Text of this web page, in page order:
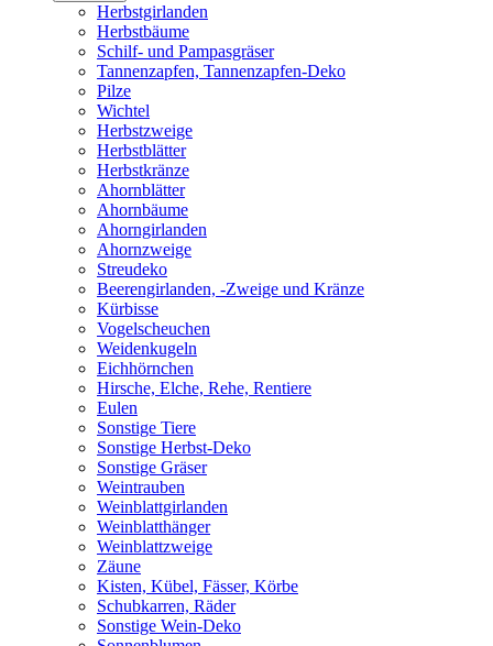
Herbstgirlanden
Herbstbäume
Schilf- und Pampasgräser
Tannenzapfen, Tannenzapfen-Deko
Pilze
Wichtel
Herbstzweige
Herbstblätter
Herbstkränze
Ahornblätter
Ahornbäume
Ahorngirlanden
Ahornzweige
Streudeko
Beerengirlanden, -Zweige und Kränze
Kürbisse
Vogelscheuchen
Weidenkugeln
Eichhörnchen
Hirsche, Elche, Rehe, Rentiere
Eulen
Sonstige Tiere
Sonstige Herbst-Deko
Sonstige Gräser
Weintrauben
Weinblattgirlanden
Weinblatthänger
Weinblattzweige
Zäune
Kisten, Kübel, Fässer, Körbe
Schubkarren, Räder
Sonstige Wein-Deko